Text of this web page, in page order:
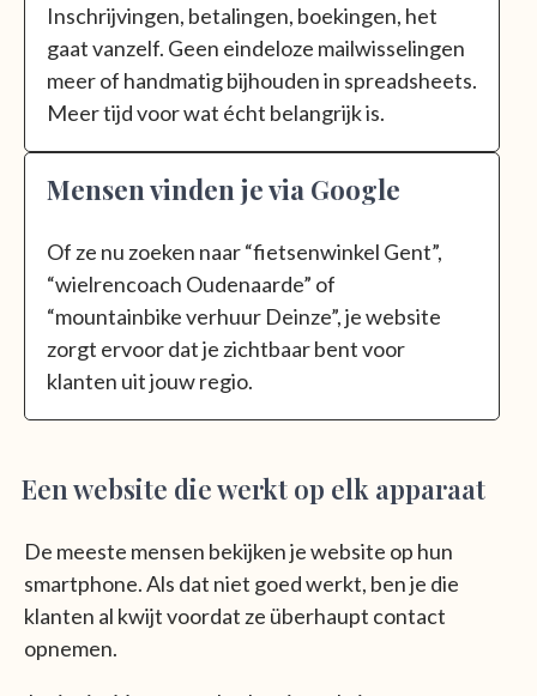
Inschrijvingen, betalingen, boekingen, het
gaat vanzelf. Geen eindeloze mailwisselingen
meer of handmatig bijhouden in spreadsheets.
Meer tijd voor wat écht belangrijk is.
Mensen vinden je via Google
Of ze nu zoeken naar “fietsenwinkel Gent”,
“wielrencoach Oudenaarde” of
“mountainbike verhuur Deinze”, je website
zorgt ervoor dat je zichtbaar bent voor
klanten uit jouw regio.
Een website die werkt op elk apparaat
De meeste mensen bekijken je website op hun
smartphone. Als dat niet goed werkt, ben je die
klanten al kwijt voordat ze überhaupt contact
opnemen.